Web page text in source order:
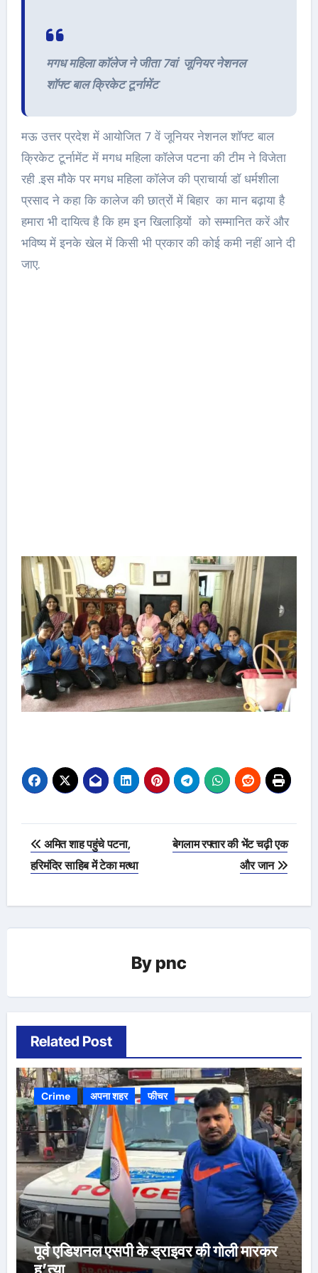
मगध महिला कॉलेज ने जीता 7वां जूनियर नेशनल
शॉफ्ट बाल क्रिकेट टूर्नामेंट
मऊ उत्तर प्रदेश में आयोजित 7 वें जूनियर नेशनल शॉफ्ट बाल
क्रिकेट टूर्नामेंट में मगध महिला कॉलेज पटना की टीम ने विजेता
रही .इस मौके पर मगध महिला कॉलेज की प्राचार्या डॉ धर्मशीला
प्रसाद ने कहा कि कालेज की छात्रों में बिहार का मान बढ़ाया है
हमारा भी दायित्व है कि हम इन खिलाड़ियों को सम्मानित करें और
भविष्य में इनके खेल में किसी भी प्रकार की कोई कमी नहीं आने दी
जाए.
Post
navigation
अमित शाह पहुंचे पटना,
हरिमंदिर साहिब में टेका मत्था
बेगलाम रफ्तार की भेंट चढ़ी एक
और जान
By pnc
Related Post
Crime अपना शहर फीचर
पूर्व एडिशनल एसपी के ड्राइवर की गोली मारकर